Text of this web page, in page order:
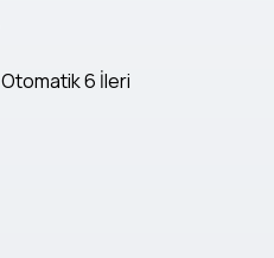
Otomatik 6 İleri